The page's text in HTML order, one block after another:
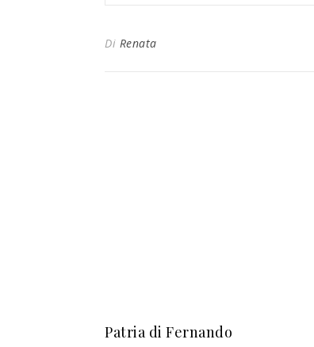
Di Renata
Patria di Fernando